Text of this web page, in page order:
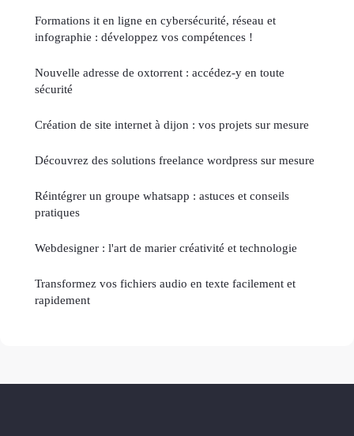
Formations it en ligne en cybersécurité, réseau et
infographie : développez vos compétences !
Nouvelle adresse de oxtorrent : accédez-y en toute
sécurité
Création de site internet à dijon : vos projets sur mesure
Découvrez des solutions freelance wordpress sur mesure
Réintégrer un groupe whatsapp : astuces et conseils
pratiques
Webdesigner : l'art de marier créativité et technologie
Transformez vos fichiers audio en texte facilement et
rapidement